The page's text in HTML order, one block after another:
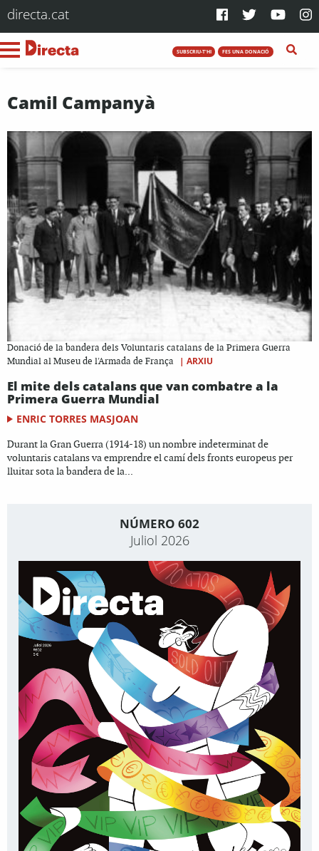
directa.cat
SUBSCRIU-T'HI FES UNA DONACIÓ
Camil Campanyà
Donació de la bandera dels Voluntaris catalans de la Primera Guerra
Mundial al Museu de l'Armada de França
| ARXIU
El mite dels catalans que van combatre a la
Primera Guerra Mundial
ENRIC TORRES MASJOAN
Durant la Gran Guerra (1914-18) un nombre indeterminat de
voluntaris catalans va emprendre el camí dels fronts europeus per
lluitar sota la bandera de la...
NÚMERO 602
Juliol 2026